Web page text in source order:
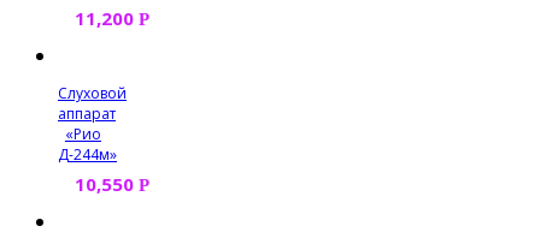
11,200 Р
Слуховой
аппарат
«Рио
Д-244м»
10,550 Р